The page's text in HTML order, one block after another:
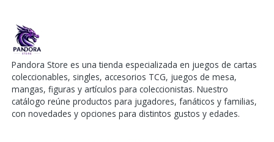
Pandora Store es una tienda especializada en juegos de cartas
coleccionables, singles, accesorios TCG, juegos de mesa,
mangas, figuras y artículos para coleccionistas. Nuestro
catálogo reúne productos para jugadores, fanáticos y familias,
con novedades y opciones para distintos gustos y edades.